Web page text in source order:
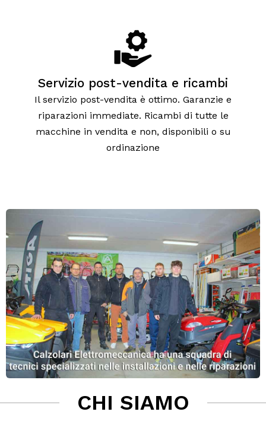
Servizio post-vendita e ricambi
Il servizio post-vendita è ottimo. Garanzie e
riparazioni immediate. Ricambi di tutte le
macchine in vendita e non, disponibili o su
ordinazione
CHI SIAMO